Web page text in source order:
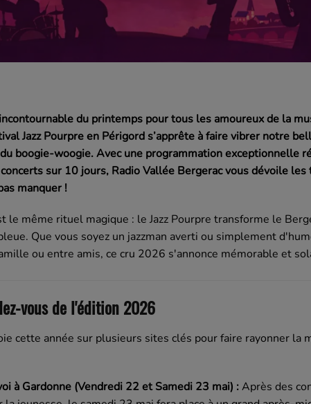
incontournable du printemps pour tous les amoureux de la
Jazz Pourpre en Périgord s’apprête à faire vibrer notre
boogie-woogie. Avec une programmation exceptionnelle
sur 10 jours, Radio Vallée Bergerac vous dévoile
manquer !
le même rituel magique : le Jazz Pourpre transforme le
Que vous soyez un jazzman averti ou simplement
ou entre amis, ce cru 2026 s'annonce mémorable et
vous de l'édition 2026
cette année sur plusieurs sites clés pour faire rayonner la
à Gardonne (Vendredi 22 et Samedi 23 mai) :Après des